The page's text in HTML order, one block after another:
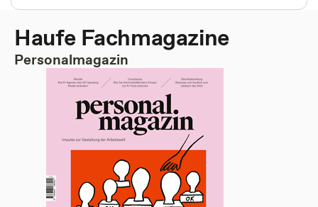
Haufe Fachmagazine
Personalmagazin